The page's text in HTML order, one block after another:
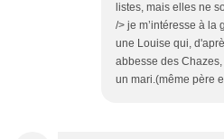
listes, mais elles ne
/> je m’intéresse à la
une Louise qui,
abbesse des
un mari.(même père